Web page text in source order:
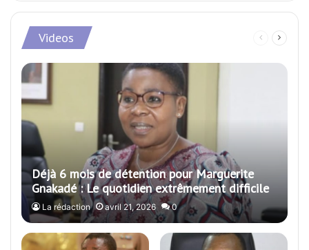
Videos
Page
Déjà 6 mois de détention pour Marguerite
Gnakadé : Le quotidien extrêmement difficile
de l’ancienne ministre des Armées
La rédaction avril 21, 2026 0